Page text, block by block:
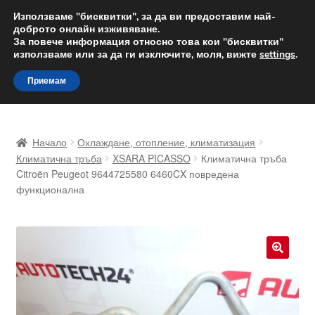
ДОСТАВКА от 12 лв.
Доставка по целия свят
Skip
to
navigation
Skip
to
content
Доставка по целия свят
Жалби
За нас
Количка
Начало
Охлаждане, отопление, климатизация
Климатична тръба
XSARA PICASSO
Климатична тръба
Citroën Peugeot 9644725580 6460CX повредена
функционална
Използваме "бисквитки", за да ви предоставим най-
доброто онлайн изживяване.
За повече информация относно това кои "бисквитки"
използваме или за да ги изключите, моля, вижте settings.
Приемам